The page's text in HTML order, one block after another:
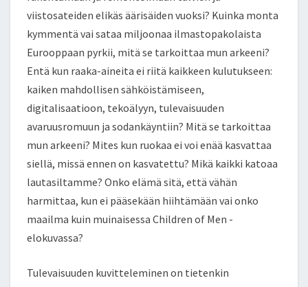
viistosateiden elikäs äärisäiden vuoksi? Kuinka monta
kymmentä vai sataa miljoonaa ilmastopakolaista
Eurooppaan pyrkii, mitä se tarkoittaa mun arkeeni?
Entä kun raaka-aineita ei riitä kaikkeen kulutukseen:
kaiken mahdollisen sähköistämiseen,
digitalisaatioon, tekoälyyn, tulevaisuuden
avaruusromuun ja sodankäyntiin? Mitä se tarkoittaa
mun arkeeni? Mites kun ruokaa ei voi enää kasvattaa
siellä, missä ennen on kasvatettu? Mikä kaikki katoaa
lautasiltamme? Onko elämä sitä, että vähän
harmittaa, kun ei pääsekään hiihtämään vai onko
maailma kuin muinaisessa Children of Men -
elokuvassa?
Tulevaisuuden kuvitteleminen on tietenkin